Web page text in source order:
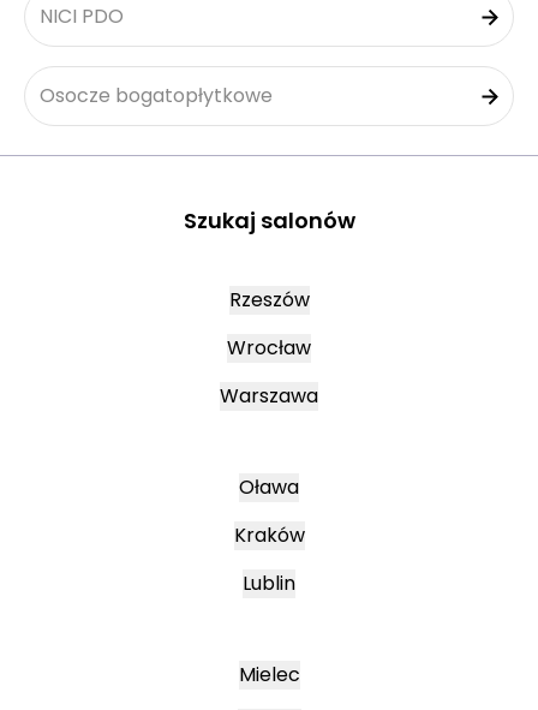
NICI PDO
Osocze bogatopłytkowe
Szukaj salonów
Rzeszów
Wrocław
Warszawa
Oława
Kraków
Lublin
Mielec